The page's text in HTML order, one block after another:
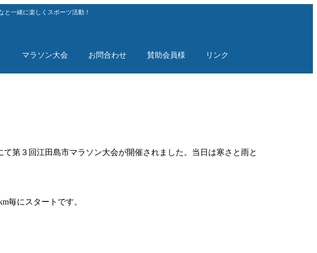
一緒に楽しくスポーツ活動！
マラソン大会 お問合わせ 賛助会員様 リンク
第３回江田島市マラソン大会が開催されました。当日は寒さと雨と
毎にスタートです。